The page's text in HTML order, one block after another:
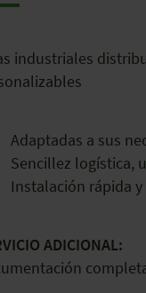
industriales
Adaptadas a sus
Sencillez logística,
Instalación rápida
ADICIONAL: